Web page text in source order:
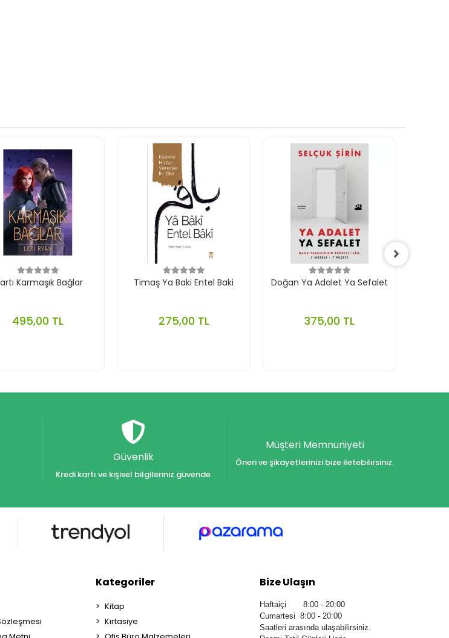
Karmaşık Bağlar
495,00 TL
Timaş Ya Baki Entel Baki
275,00 TL
Doğan Ya Adalet Ya Sefalet
375,00 TL
Güvenlik
Kredi kartı ve kişisel bilgileriniz güvende
Müşteri Memnuniyeti
Öneri ve şikayetlerinizi bize iletebilirsiniz.
Kategoriler
Kitap
Kırtasiye
Bize Ulaşın
Haftaiçi 8:00 - 20:00
Cumartesi 8:00 - 20:00
Saatleri arasında ulaşabilirsiniz.